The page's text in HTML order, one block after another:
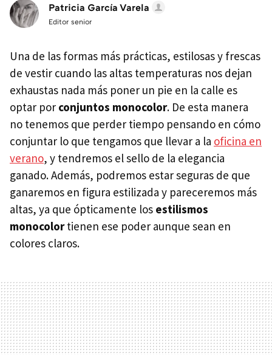
Patricia García Varela
Editor senior
Una de las formas más prácticas, estilosas y frescas
de vestir cuando las altas temperaturas nos dejan
exhaustas nada más poner un pie en la calle es
optar por conjuntos monocolor. De esta manera
no tenemos que perder tiempo pensando en cómo
conjuntar lo que tengamos que llevar a la oficina en
verano, y tendremos el sello de la elegancia
ganado. Además, podremos estar seguras de que
ganaremos en figura estilizada y pareceremos más
altas, ya que ópticamente los estilismos
monocolortienen ese poder aunque sean en
colores claros.